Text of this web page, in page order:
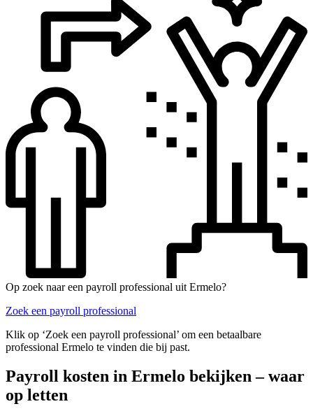
Op zoek naar een payroll professional uit Ermelo?
Zoek een payroll professional
Klik op ‘Zoek een payroll professional’ om een betaalbare
professional Ermelo te vinden die bij past.
Payroll kosten in Ermelo bekijken – waar
op letten